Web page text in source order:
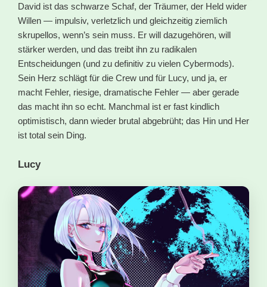
David ist das schwarze Schaf, der Träumer, der Held wider
Willen — impulsiv, verletzlich und gleichzeitig ziemlich
skrupellos, wenn’s sein muss. Er will dazugehören, will
stärker werden, und das treibt ihn zu radikalen
Entscheidungen (und zu definitiv zu vielen Cybermods).
Sein Herz schlägt für die Crew und für Lucy, und ja, er
macht Fehler, riesige, dramatische Fehler — aber gerade
das macht ihn so echt. Manchmal ist er fast kindlich
optimistisch, dann wieder brutal abgebrüht; das Hin und Her
ist total sein Ding.
Lucy